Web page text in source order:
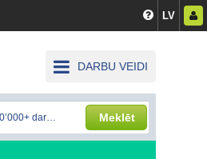
LV
DARBU VEIDI
Meklēt